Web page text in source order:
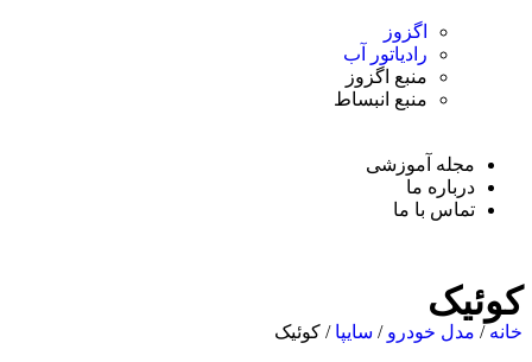
اگزوز
رادیاتور آب
منبع اگزوز
منبع انبساط
مجله آموزشی
درباره ما
تماس با ما
کوئیک
خانه / مدل خودرو / سایپا / کوئیک